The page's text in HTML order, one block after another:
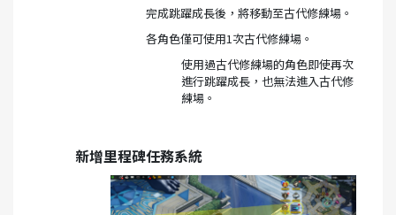
完成跳躍成長後，將移動至古代修練場。
各角色僅可使用1次古代修練場。
使用過古代修練場的角色即使再次
進行跳躍成長，也無法進入古代修
練場。
新增里程碑任務系統